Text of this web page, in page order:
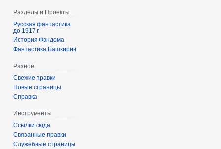
Разделы и Проекты
Русская фантастика
до 1917 г.
История Фэндома
Фантастика Башкирии
Разное
Свежие правки
Новые страницы
Справка
Инструменты
Ссылки сюда
Связанные правки
Служебные страницы